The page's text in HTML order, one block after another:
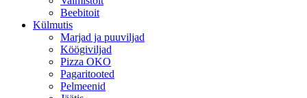
Beebitoit
Külmutis
Marjad ja puuviljad
Köögiviljad
Pizza OKO
Pagaritooted
Pelmeenid